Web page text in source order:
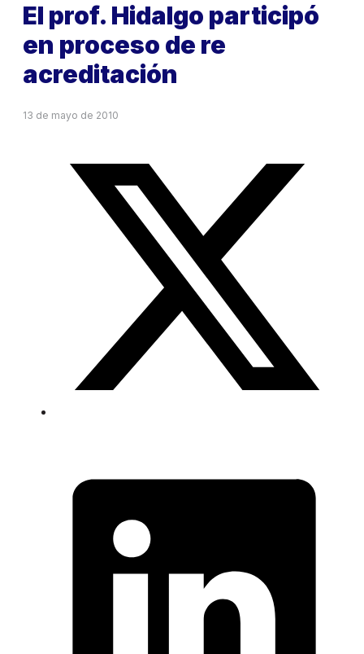
El prof. Hidalgo participó
en proceso de re
acreditación
13 de mayo de 2010